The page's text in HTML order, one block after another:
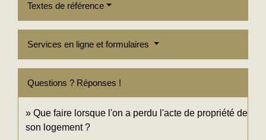
Textes de référence
Services en ligne et formulaires
Questions ? Réponses !
Que faire lorsque l'on a perdu l'acte de propriété de
son logement ?